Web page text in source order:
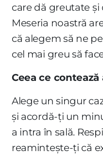
care dă greutate și
Meseria noastră
că alegem să ne
cel mai greu să
Ceea ce contează
Alege un singur
și acordă-ți un
a intra în sală.
reamintește-ți că